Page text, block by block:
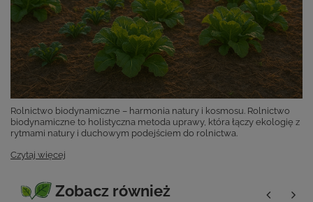
Rolnictwo biodynamiczne – harmonia natury i kosmosu. Rolnictwo
biodynamiczne to holistyczna metoda uprawy, która łączy ekologię z
rytmami natury i duchowym podejściem do rolnictwa.
Czytaj więcej
Zobacz również